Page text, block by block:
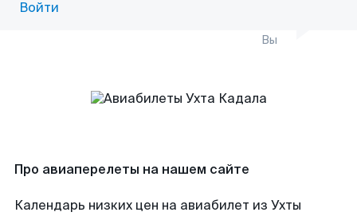
Войти
Вы
Про авиаперелеты на нашем сайте
Календарь низких цен на авиабилет из Ухты